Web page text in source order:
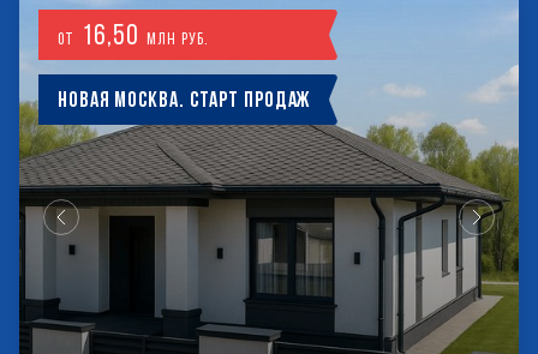
от 16,50 млн руб.
Новая Москва. Старт продаж